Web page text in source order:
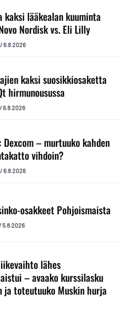
kaksi lääkealan kuuminta
Nordisk vs. Eli Lilly
/6.8.2026
kaksi suosikkiosaketta
hirmunousussa
6.8.2026
Dexcom – murtuuko kahden
vihdoin?
6.8.2026
osakkeet Pohjoismaista
5.8.2026
lähes
– avaako kurssilasku
ja toteutuuko Muskin hurja